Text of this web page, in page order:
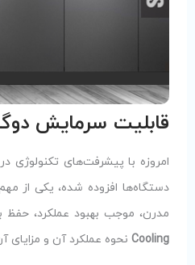
قابلیت سرمایش
امروزه با پیشرفت‌های تکنولوژی
مدرن، موجب بهبود عملکرد،
Cooling نحوه عملکرد آن و مزایای